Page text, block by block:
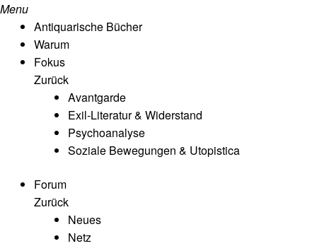
Menu
Antiquarische Bücher
Warum
Fokus
Zurück
Avantgarde
Exil-Literatur & Widerstand
Psychoanalyse
Soziale Bewegungen & Utopistica
Forum
Zurück
Neues
Netz